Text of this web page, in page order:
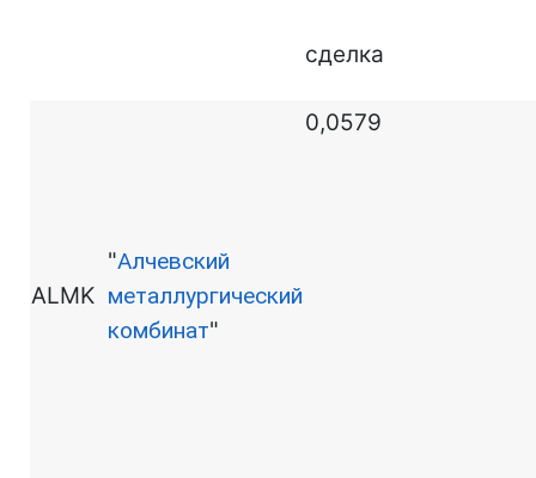
сделка
ALMK
"Алчевский
металлургический
комбинат"
0,0579